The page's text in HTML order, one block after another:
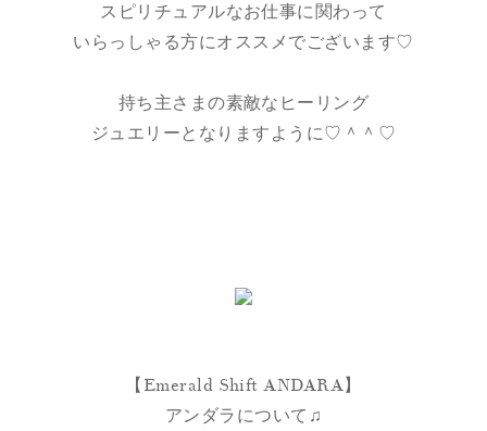
スピリチュアルなお仕事に関わって
いらっしゃる方にオススメでございます♡
持ち主さまの素敵なヒーリング
ジュエリーとなりますように♡＾＾♡
【Emerald Shift ANDARA】
アンダラについて♫